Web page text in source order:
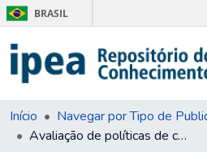
BRASIL
Início
Avaliação de políticas de custeio extratarifário dos sistemas de transporte público urbano no Brasil